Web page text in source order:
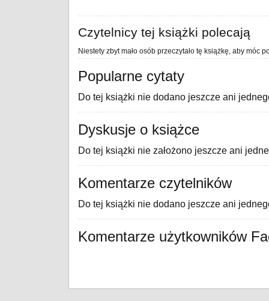
Czytelnicy tej książki polecają
Niestety zbyt mało osób przeczytało tę książkę, aby móc
Popularne cytaty
Do tej książki nie dodano jeszcze ani
Dyskusje o książce
Do tej książki nie założono jeszcze ani
Komentarze czytelników
Do tej książki nie dodano jeszcze ani
Komentarze użytkowników